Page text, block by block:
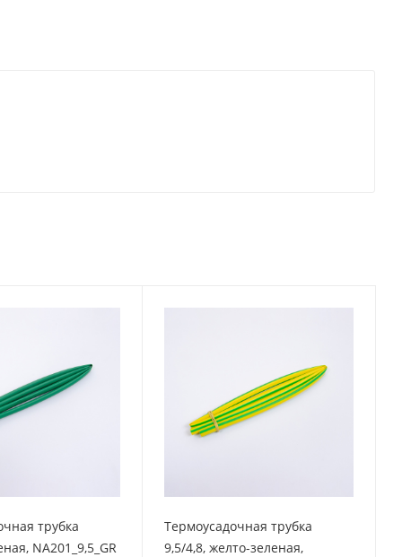
трубка
NA201_9,5_GR
Термоусадочная трубка
9,5/4,8, желто-зеленая,